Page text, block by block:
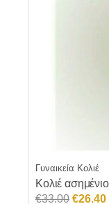
Γυναικεία Κολιέ
Κολιέ
€33.00 Original
€26.40Η